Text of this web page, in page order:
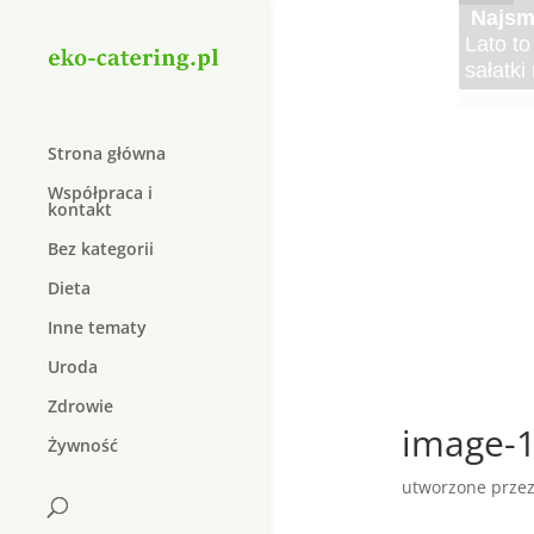
Strona główna
Współpraca i
kontakt
Bez kategorii
Dieta
Inne tematy
Uroda
Zdrowie
Żywność
do
Czy
Lato
Krem
W
który
W
image-
utworzone przez